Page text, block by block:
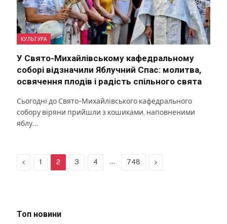
КУЛЬТУРА
У Свято-Михайлівському кафедральному
соборі відзначили Яблучний Спас: молитва,
освячення плодів і радість спільного свята
Сьогодні до Свято-Михайлівського кафедрального
собору віряни прийшли з кошиками, наповненими
яблу…
Previous
1 2 3 4 … 748 Next
Топ новини